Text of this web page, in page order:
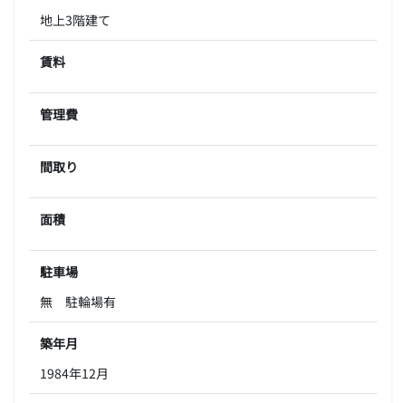
地上3階建て
賃料
管理費
間取り
面積
駐車場
無 駐輪場有
築年月
1984年12月